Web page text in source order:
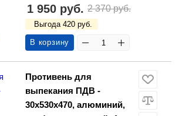
1 950 руб. 2 370 руб.
Выгода 420 руб.
В корзину
Противень для
выпекания ПДВ -
30х530х470, алюминий,